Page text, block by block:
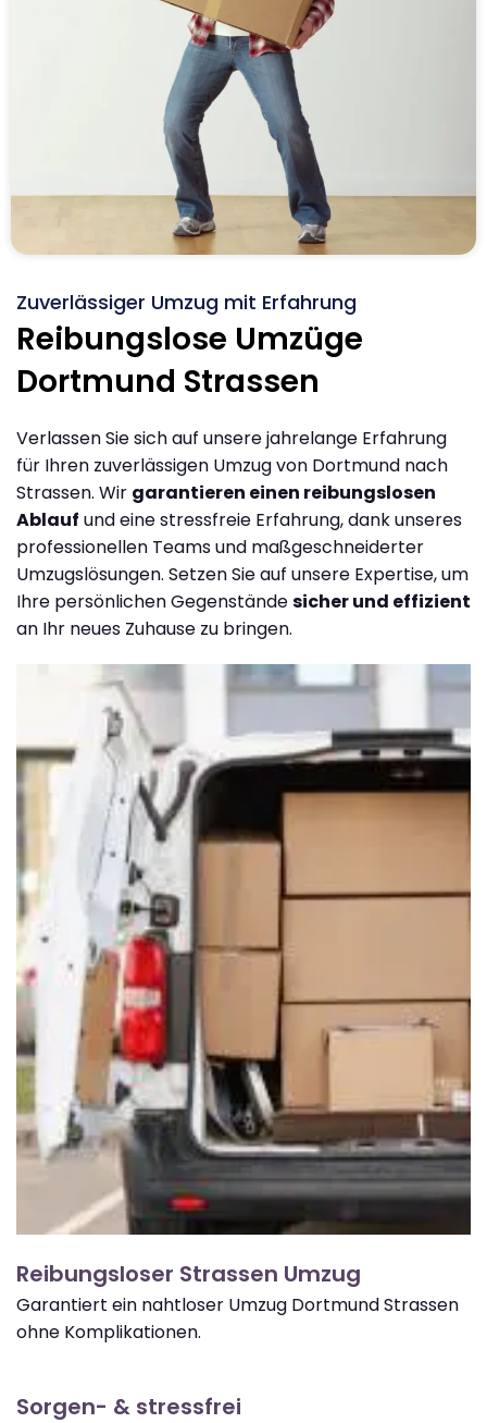
Zuverlässiger Umzug mit Erfahrung
Reibungslose Umzüge
Dortmund Strassen
Verlassen Sie sich auf unsere jahrelange Erfahrung
für Ihren zuverlässigen Umzug von Dortmund nach
Strassen. Wir garantieren einen reibungslosen
Ablauf und eine stressfreie Erfahrung, dank unseres
professionellen Teams und maßgeschneiderter
Umzugslösungen. Setzen Sie auf unsere Expertise, um
Ihre persönlichen Gegenständesicher und effizient
an Ihr neues Zuhause zu bringen.
Reibungsloser Strassen Umzug
Garantiert ein nahtloser Umzug Dortmund Strassen
ohne Komplikationen.
Sorgen- & stressfrei